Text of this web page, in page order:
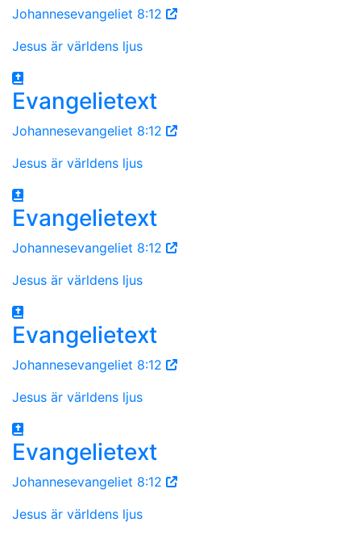
Johannesevangeliet 8:12
Jesus är världens ljus
Evangelietext
Johannesevangeliet 8:12
Jesus är världens ljus
Evangelietext
Johannesevangeliet 8:12
Jesus är världens ljus
Evangelietext
Johannesevangeliet 8:12
Jesus är världens ljus
Evangelietext
Johannesevangeliet 8:12
Jesus är världens ljus